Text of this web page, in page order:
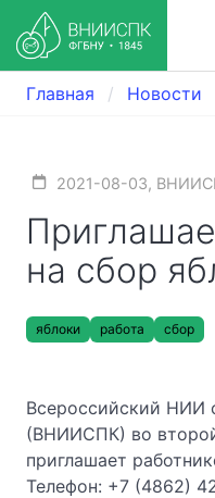
Главная Новости
2021-08-03,
на сбор
яблоки работа сбор
Всероссийский НИИ
(ВНИИСПК) во
приглашает
Телефон: +7 (4862)